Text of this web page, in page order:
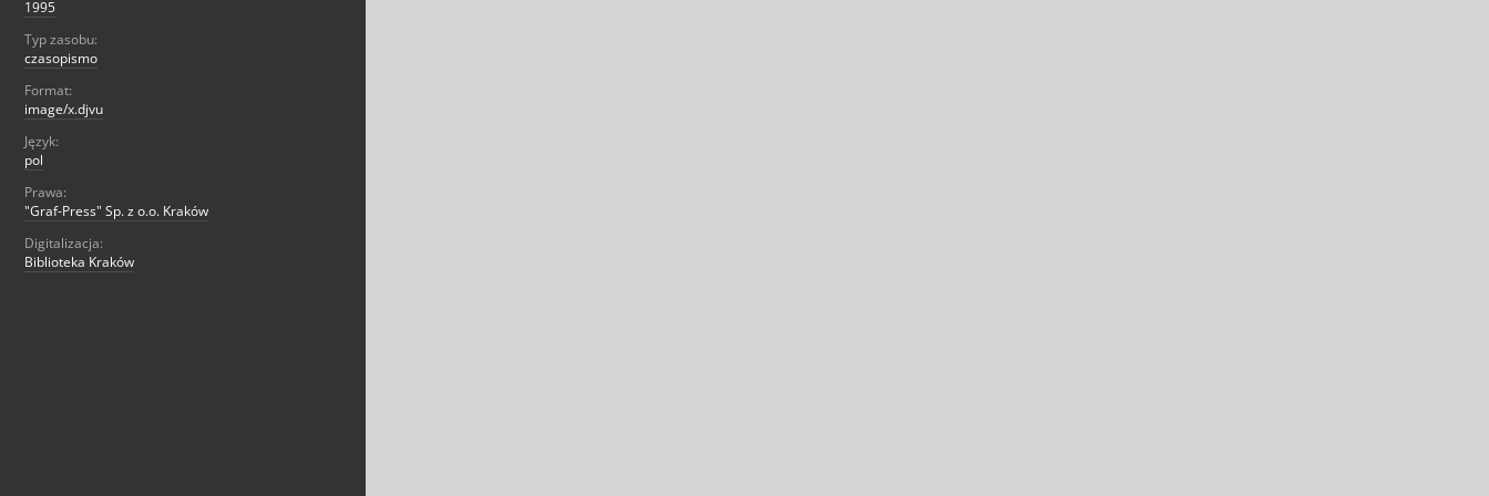
1995
Typ zasobu:
czasopismo
Format:
image/x.djvu
Język:
pol
Prawa:
"Graf-Press" Sp. z o.o. Kraków
Digitalizacja:
Biblioteka Kraków